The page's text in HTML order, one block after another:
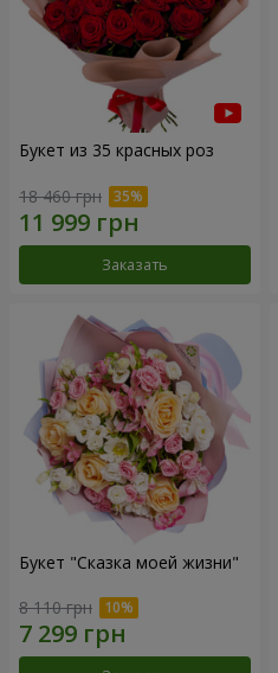
Букет из 35 красных роз
18 460 грн
Заказать
Букет "Сказка моей жизни"
8 110 грн